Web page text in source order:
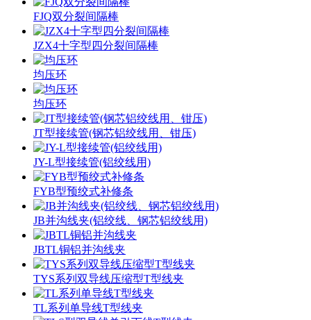
FJQ双分裂间隔棒
JZX4十字型四分裂间隔棒
均压环
均压环
JT型接续管(钢芯铝绞线用、钳压)
JY-L型接续管(铝绞线用)
FYB型预绞式补修条
JB并沟线夹(铝绞线、钢芯铝绞线用)
JBTL铜铝并沟线夹
TYS系列双导线压缩型T型线夹
TL系列单导线T型线夹